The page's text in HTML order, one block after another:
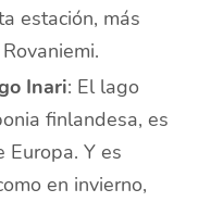
estación, más
Inari: El lago
finlandesa, es
Europa. Y es
en invierno,